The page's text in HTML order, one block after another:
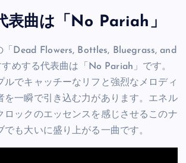
表曲は「No Pariah」
「Dead Flowers, Bottles, Bluegrass, and
すめする代表曲は「No Pariah」です。
ルでキャッチーなリフと強烈なメロディ
を一瞬で引き込む力があります。エネル
ロックのエッセンスを感じさせるこのナ
でも大いに盛り上がる一曲です。